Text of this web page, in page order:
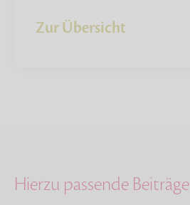
Zur Übersicht
Hierzu passende Beiträge